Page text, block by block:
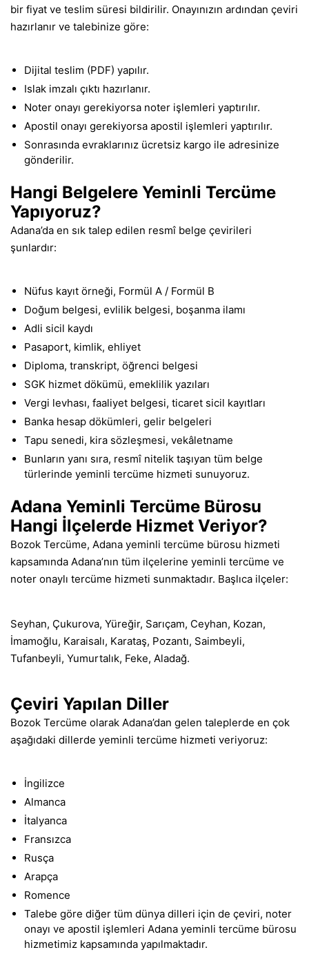
bir fiyat ve teslim süresi bildirilir. Onayınızın ardından çeviri
hazırlanır ve talebinize göre:
Dijital teslim (PDF) yapılır.
Islak imzalı çıktı hazırlanır.
Noter onayı gerekiyorsa noter işlemleri yaptırılır.
Apostil onayı gerekiyorsa apostil işlemleri yaptırılır.
Sonrasında evraklarınız ücretsiz kargo ile adresinize
gönderilir.
Hangi Belgelere Yeminli Tercüme
Yapıyoruz?
Adana’da en sık talep edilen resmî belge çevirileri
şunlardır:
Nüfus kayıt örneği, Formül A / Formül B
Doğum belgesi, evlilik belgesi, boşanma ilamı
Adli sicil kaydı
Pasaport, kimlik, ehliyet
Diploma, transkript, öğrenci belgesi
SGK hizmet dökümü, emeklilik yazıları
Vergi levhası, faaliyet belgesi, ticaret sicil kayıtları
Banka hesap dökümleri, gelir belgeleri
Tapu senedi, kira sözleşmesi, vekâletname
Bunların yanı sıra, resmî nitelik taşıyan tüm belge
türlerinde yeminli tercüme hizmeti sunuyoruz.
Adana Yeminli Tercüme Bürosu
Hangi İlçelerde Hizmet Veriyor?
Bozok Tercüme, Adana yeminli tercüme bürosu hizmeti
kapsamında Adana’nın tüm ilçelerine yeminli tercüme ve
noter onaylı tercüme hizmeti sunmaktadır. Başlıca ilçeler:
Seyhan, Çukurova, Yüreğir, Sarıçam, Ceyhan, Kozan,
İmamoğlu, Karaisalı, Karataş, Pozantı, Saimbeyli,
Tufanbeyli, Yumurtalık, Feke, Aladağ.
Çeviri Yapılan Diller
Bozok Tercüme olarak Adana’dan gelen taleplerde en çok
aşağıdaki dillerde yeminli tercüme hizmeti veriyoruz:
İngilizce
Almanca
İtalyanca
Fransızca
Rusça
Arapça
Romence
Talebe göre diğer tüm dünya dilleri için de çeviri, noter
onayı ve apostil işlemleri Adana yeminli tercüme bürosu
hizmetimiz kapsamında yapılmaktadır.